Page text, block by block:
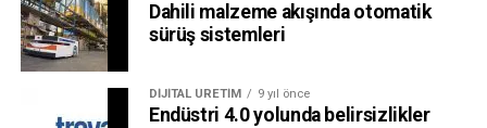
Dahili malzeme akışında otomatik
sürüş sistemleri
DIJITAL ÜRETIM 9 yıl önce
Endüstri 4.0 yolunda belirsizlikler